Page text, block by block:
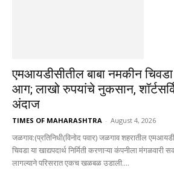
एमआयडीसीतील बाबा नमकीन
आग; लाखो रुपयांचे नुकसान,
अंदाज
TIMES OF MAHARASHTRA - August 4, 2026
जळगाव:(प्रतिनिधी(विनोद पवार) जळगाव शहरातील
चिवडा या खाद्यपदार्थ निर्मिती करणाऱ्या कंपनीला
लागल्याने परिसरात एकच खळबळ उडाली....